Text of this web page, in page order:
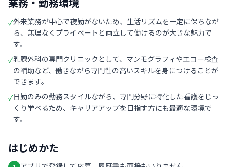
✓外来業務が中心で夜勤がないため、生活リズムを一定に保ちなが
ら、無理なくプライベートと両立して働けるのが大きな魅力で
す。
✓乳腺外科の専門クリニックとして、マンモグラフィやエコー検査
の補助など、働きながら専門性の高いスキルを身につけることが
できます。
✓日勤のみの勤務スタイルながら、専門分野に特化した看護をじっ
くり学べるため、キャリアアップを目指す方にも最適な環境で
す。
はじめかた